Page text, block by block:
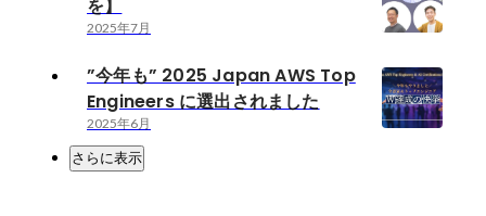
を】
2025年7月
”今年も” 2025 Japan AWS Top
Engineers に選出されました
2025年6月
さらに表示